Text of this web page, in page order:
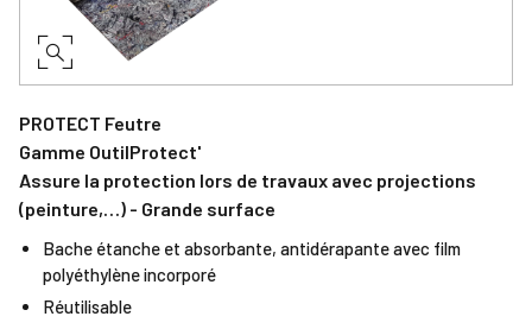
PROTECT Feutre
Gamme OutilProtect'
Assure la protection lors de travaux avec projections
(peinture,…) - Grande surface
Bache étanche et absorbante, antidérapante avec film
polyéthylène incorporé
Réutilisable